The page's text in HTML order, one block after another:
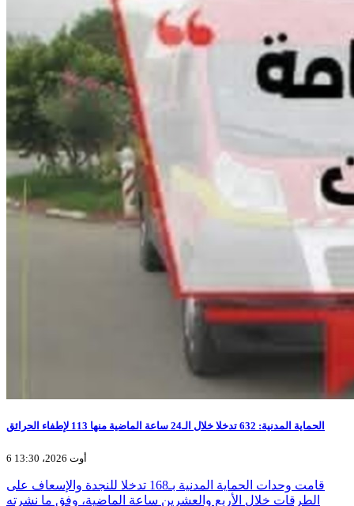
الحماية المدنية: 632 تدخلا خلال الـ24 ساعة الماضية منها 113 لإطفاء الحرائق
6 أوت 2026، 13:30
قامت وحدات الحماية المدنية بـ168 تدخلا للنجدة والإسعاف على
الطرقات خلال الأربع والعشرين ساعة الماضية، وفق ما نشرته